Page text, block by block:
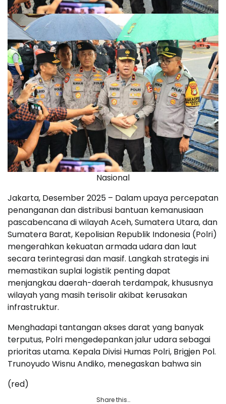
Nasional
Jakarta, Desember 2025 – Dalam upaya percepatan
penanganan dan distribusi bantuan kemanusiaan
pascabencana di wilayah Aceh, Sumatera Utara, dan
Sumatera Barat, Kepolisian Republik Indonesia (Polri)
mengerahkan kekuatan armada udara dan laut
secara terintegrasi dan masif. Langkah strategis ini
memastikan suplai logistik penting dapat
menjangkau daerah-daerah terdampak, khususnya
wilayah yang masih terisolir akibat kerusakan
infrastruktur.
Menghadapi tantangan akses darat yang banyak
terputus, Polri mengedepankan jalur udara sebagai
prioritas utama. Kepala Divisi Humas Polri, Brigjen Pol.
Trunoyudo Wisnu Andiko, menegaskan bahwa sin
(red)
Share this…